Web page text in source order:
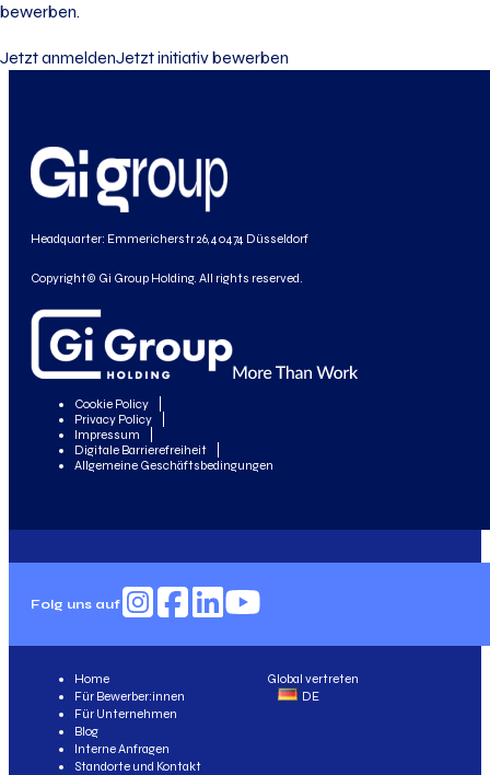
bewerben.
Jetzt anmeldenJetzt initiativ bewerben
Headquarter: Emmericherstr 26, 40474 Düsseldorf
Copyright© Gi Group Holding. All rights reserved.
Cookie Policy
Privacy Policy
Impressum
Digitale Barrierefreiheit
Allgemeine Geschäftsbedingungen
Folg uns auf
Global vertreten
DE
Home
Für Bewerber:innen
Für Unternehmen
Blog
Interne Anfragen
Standorte und Kontakt